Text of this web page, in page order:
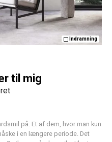
Indramning
til mig
på. Et af dem, hvor man kun
i en længere periode. Det